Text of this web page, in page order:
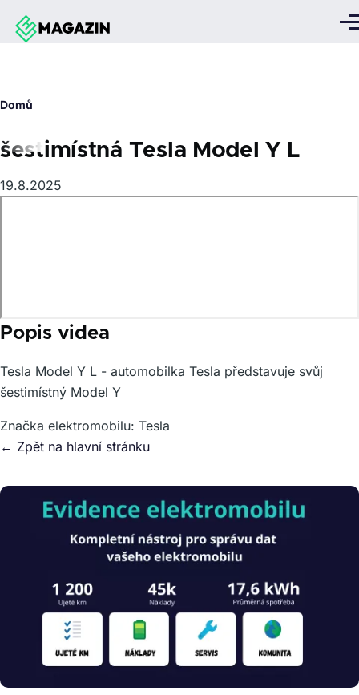
Přejít k hlavnímu obsahu
Domů
šestimístná Tesla Model Y L
19.8.2025
Popis videa
Tesla Model Y L - automobilka Tesla představuje svůj
šestimístný Model Y
Značka elektromobilu: Tesla
← Zpět na hlavní stránku
Obrázek